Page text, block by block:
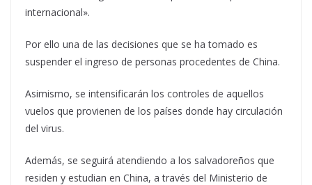
internacional».
Por ello una de las decisiones que se ha tomado es
suspender el ingreso de personas procedentes de China.
Asimismo, se intensificarán los controles de aquellos
vuelos que provienen de los países donde hay circulación
del virus.
Además, se seguirá atendiendo a los salvadoreños que
residen y estudian en China, a través del Ministerio de